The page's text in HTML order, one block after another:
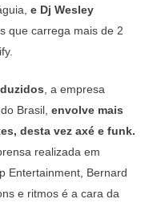
e Dj Wesley
que carrega mais de 2
, a empresa
Brasil, envolve mais
desta vez axé e funk.
realizada em
Entertainment, Bernard
e ritmos é a cara da